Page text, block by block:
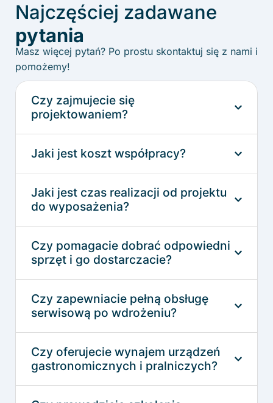
Najczęściej zadawane
pytania
Masz więcej pytań? Po prostu skontaktuj się z nami i
pomożemy!
Czy zajmujecie się
projektowaniem?
Jaki jest koszt współpracy?
Jaki jest czas realizacji od projektu
do wyposażenia?
Czy pomagacie dobrać odpowiedni
sprzęt i go dostarczacie?
Czy zapewniacie pełną obsługę
serwisową po wdrożeniu?
Czy oferujecie wynajem urządzeń
gastronomicznych i pralniczych?